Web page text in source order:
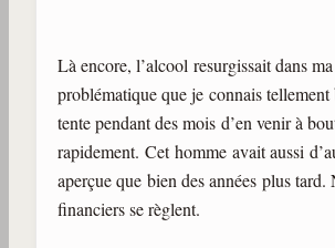
Là encore, l’alcool resurgissait dans
problématique que je connais
tente pendant des mois d’en venir à
rapidement. Cet homme avait aussi
aperçue que bien des années plus
financiers se règlent.